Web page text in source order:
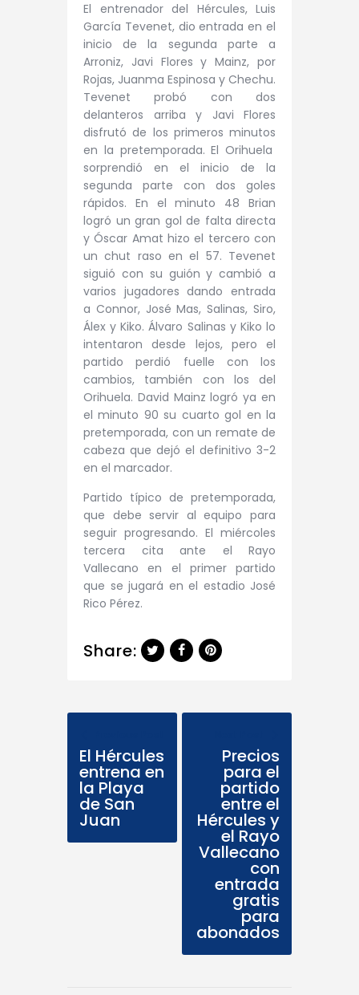
El entrenador del Hércules, Luis
García Tevenet, dio entrada en el
inicio de la segunda parte a
Arroniz, Javi Flores y Mainz, por
Rojas, Juanma Espinosa y Chechu.
Tevenet probó con dos
delanteros arriba y Javi Flores
disfrutó de los primeros minutos
en la pretemporada. El Orihuela
sorprendió en el inicio de la
segunda parte con dos goles
rápidos. En el minuto 48 Brian
logró un gran gol de falta directa
y Óscar Amat hizo el tercero con
un chut raso en el 57. Tevenet
siguió con su guión y cambió a
varios jugadores dando entrada
a Connor, José Mas, Salinas, Siro,
Álex y Kiko. Álvaro Salinas y Kiko lo
intentaron desde lejos, pero el
partido perdió fuelle con los
cambios, también con los del
Orihuela. David Mainz logró ya en
el minuto 90 su cuarto gol en la
pretemporada, con un remate de
cabeza que dejó el definitivo 3-2
en el marcador.
Partido típico de pretemporada,
que debe servir al equipo para
seguir progresando. El miércoles
tercera cita ante el Rayo
Vallecano en el primer partido
que se jugará en el estadio José
Rico Pérez.
Share:
El Hércules
entrena en
la Playa
de San
Juan
Precios
para el
partido
entre el
Hércules y
el Rayo
Vallecano
con
entrada
gratis
para
abonados